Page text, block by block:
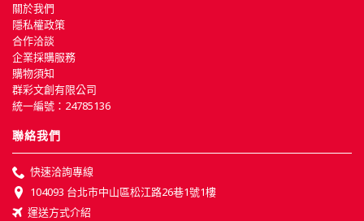
關於我們
隱私權政策
合作洽談
企業採購服務
購物須知
群彩文創有限公司
統一編號：24785136
聯絡我們
快速洽詢專線
104093 台北市中山區松江路26巷1號1樓
運送方式介紹